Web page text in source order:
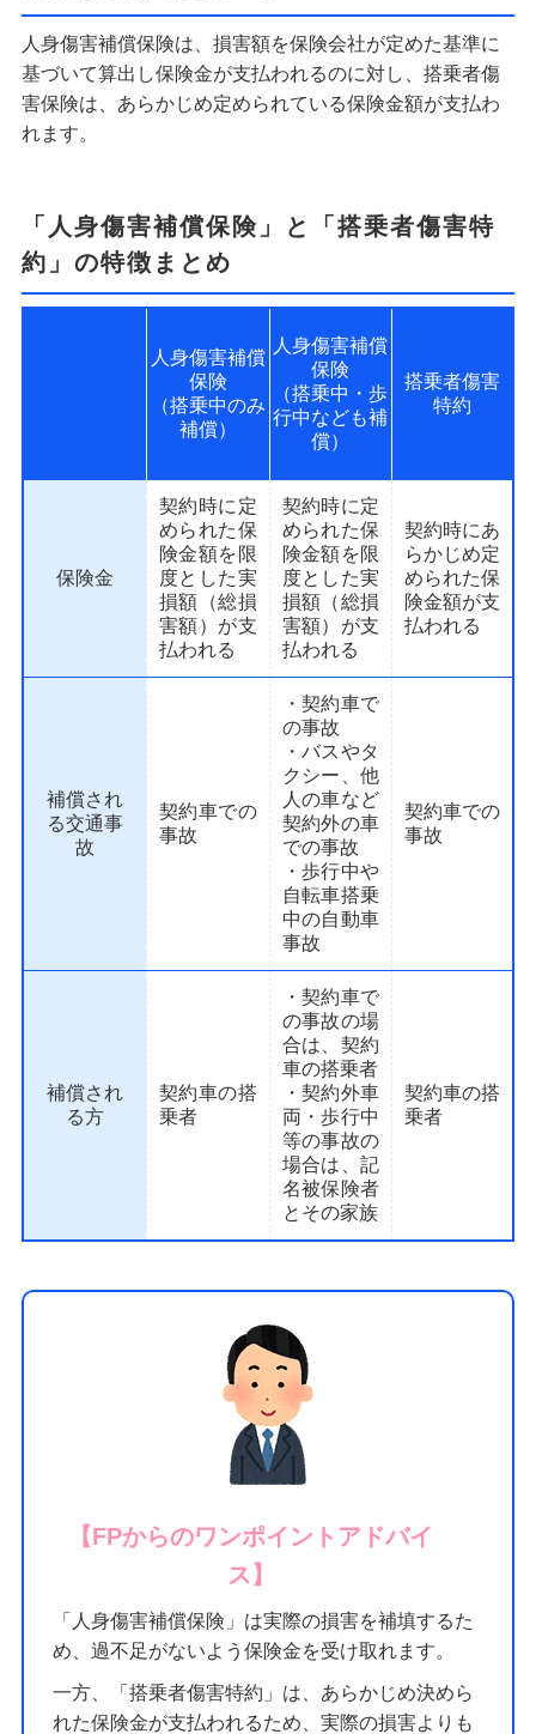
人身傷害補償保険は、損害額を保険会社が定めた基準に
基づいて算出し保険金が支払われるのに対し、搭乗者傷
害保険は、あらかじめ定められている保険金額が支払わ
れます。
「人身傷害補償保険」と「搭乗者傷害特
約」の特徴まとめ
人身傷害補償
保険
（搭乗中のみ
補償）
人身傷害補償
保険
（搭乗中・歩
行中なども補
償）
搭乗者傷害
特約
保険金
契約時に定
められた保
険金額を限
度とした実
損額（総損
害額）が支
払われる
契約時に定
められた保
険金額を限
度とした実
損額（総損
害額）が支
払われる
契約時にあ
らかじめ定
められた保
険金額が支
払われる
補償され
る交通事
故
契約車での
事故
・契約車で
の事故
・バスやタ
クシー、他
人の車など
契約外の車
での事故
・歩行中や
自転車搭乗
中の自動車
事故
契約車での
事故
補償され
る方
契約車の搭
乗者
・契約車で
の事故の場
合は、契約
車の搭乗者
・契約外車
両・歩行中
等の事故の
場合は、記
名被保険者
とその家族
契約車の搭
乗者
【FPからのワンポイントアドバイ
ス】
「人身傷害補償保険」は実際の損害を補填するた
め、過不足がないよう保険金を受け取れます。
一方、「搭乗者傷害特約」は、あらかじめ決めら
れた保険金が支払われるため、実際の損害よりも